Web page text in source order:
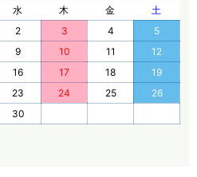
水 木 金
土
2 3 4
5
9 10 11
12
16 17 18
19
23 24 25
26
30